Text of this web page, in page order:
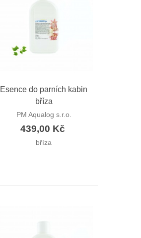
Rychlý náhled
Esence do parních kabin
bříza
PM Aqualog s.r.o.
439,00 Kč
bříza